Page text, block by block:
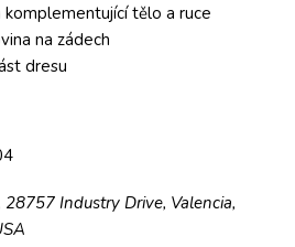
tělo a ruce
na zádech
dresu
28757 Industry Drive, Valencia,